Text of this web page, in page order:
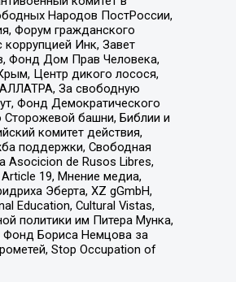
Народов ПостРоссии,
Форум гражданского
Инк, Завет
Фонд Дом Прав Человека,
Центр дикого лосося,
АЛЛАТРА, За свободную
Фонд Демократического
Сторожевой башни, Библии и
комитет действия,
поддержки, Свободная
Asocicion de Rusos Libres,
19, Мнение медиа,
Эберта, XZ gGmbH,
Education, Cultural Vistas,
политики им Питера Мунка,
Фонд Бориса Немцова за
Stop Occupation of